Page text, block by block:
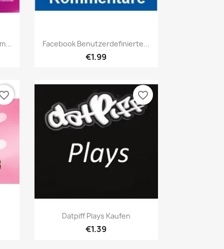
เปิดหน้าต่างย่อ
Facebook Benutzerdefinierte...
€1.99
เปิดหน้าต่างย่อ
Datpiff Plays Kaufen
€1.39
favorite_border